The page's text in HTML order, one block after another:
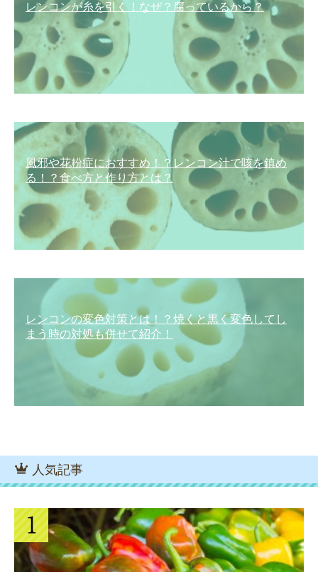
レンコンが糸を引く！なぜ？腐っているから？
風邪や花粉症におすすめ！？レンコン汁で咳を鎮め
る！？食べ方と作り方とは？
レンコンの変色対策とは！？焼くと黒く変色してし
まう時の対処も併せて紹介！
人気記事